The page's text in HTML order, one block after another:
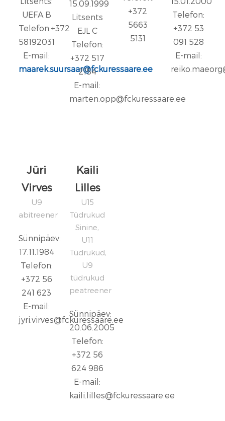
UEFA B
Telefon:+372
58192031
E-mail:
maarek.suursaar@fckuressaare.ee
15.09.1999
Litsents
EJL C
Telefon:
+372 517
2154
E-mail:
marten.opp@fckuressaare.ee
+372
5663
5131
Telefon:
+372 53
091 528
E-mail:
Jüri
Virves
U9
abitreener
Sünnipäev:
17.11.1984
Telefon:
+372 56
241 623
E-mail:
jyri.virves@fckuressaare.ee
Kaili
Lilles
U15
Tüdrukud
Sinine,
U11
Tüdrukud,
U9
tüdrukud
peatreener
Sünnipäev:
20.06.2005
Telefon:
+372 56
624 986
E-mail:
kaili.lilles@fckuressaare.ee